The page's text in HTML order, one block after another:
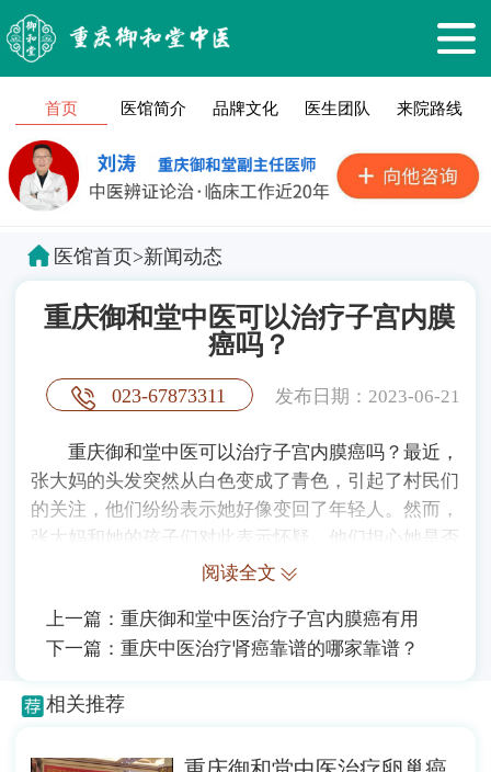
首页 医馆简介 品牌文化 医生团队 来院路线
医馆首页>新闻动态
重庆御和堂中医可以治疗子宫内膜
癌吗？
023-67873311 发布日期：2023-06-21
重庆御和堂中医可以治疗子宫内膜癌吗？最近，
张大妈的头发突然从白色变成了青色，引起了村民们
的关注，他们纷纷表示她好像变回了年轻人。然而，
张大妈和她的孩子们对此表示怀疑，他们担心她是否
患上了某种奇怪的疾病。这是因为今年已经56岁的张
且每个月的时间也非常准确。
阅读全文
上一篇： 重庆御和堂中医治疗子宫内膜癌有用
下一篇： 重庆中医治疗肾癌靠谱的哪家靠谱？
相关推荐